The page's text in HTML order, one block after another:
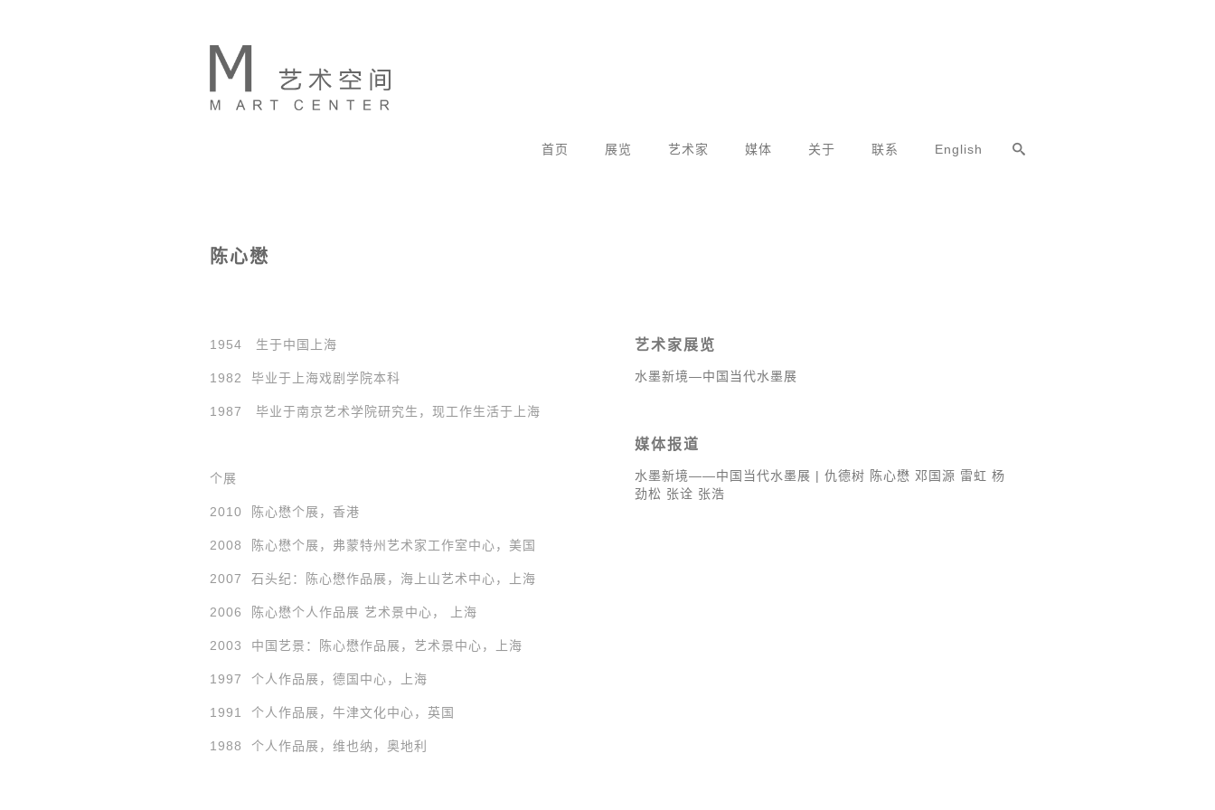
首页 展览 艺术家 媒体 关于 联系 English
陈心懋
1954 生于中国上海
1982 毕业于上海戏剧学院本科
1987 毕业于南京艺术学院研究生，现工作生活于上海
个展
2010 陈心懋个展，香港
2008 陈心懋个展，弗蒙特州艺术家工作室中心，美国
2007 石头纪：陈心懋作品展，海上山艺术中心，上海
2006 陈心懋个人作品展 艺术景中心， 上海
2003 中国艺景：陈心懋作品展，艺术景中心，上海
1997 个人作品展，德国中心，上海
1991 个人作品展，牛津文化中心，英国
1988 个人作品展，维也纳，奥地利
艺术家展览
水墨新境—中国当代水墨展
媒体报道
水墨新境——中国当代水墨展 | 仇德树 陈心懋 邓国源 雷虹 杨
劲松 张诠 张浩